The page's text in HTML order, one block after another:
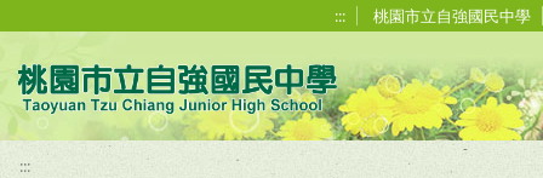
::: 桃園市立自強國民中學
:::